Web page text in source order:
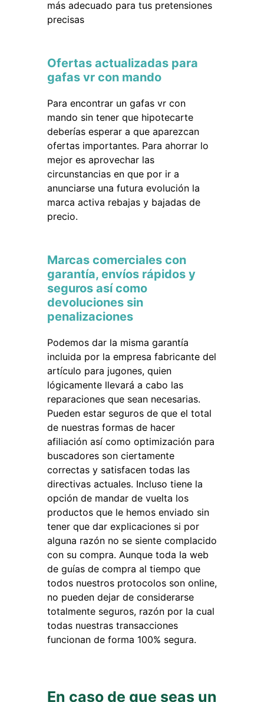
más adecuado para tus pretensiones
precisas
Ofertas actualizadas para
gafas vr con mando
Para encontrar un gafas vr con
mando sin tener que hipotecarte
deberías esperar a que aparezcan
ofertas importantes. Para ahorrar lo
mejor es aprovechar las
circunstancias en que por ir a
anunciarse una futura evolución la
marca activa rebajas y bajadas de
precio.
Marcas comerciales con
garantía, envíos rápidos y
seguros así como
devoluciones sin
penalizaciones
Podemos dar la misma garantía
incluida por la empresa fabricante del
artículo para jugones, quien
lógicamente llevará a cabo las
reparaciones que sean necesarias.
Pueden estar seguros de que el total
de nuestras formas de hacer
afiliación así como optimización para
buscadores son ciertamente
correctas y satisfacen todas las
directivas actuales. Incluso tiene la
opción de mandar de vuelta los
productos que le hemos enviado sin
tener que dar explicaciones si por
alguna razón no se siente complacido
con su compra. Aunque toda la web
de guías de compra al tiempo que
todos nuestros protocolos son online,
no pueden dejar de considerarse
totalmente seguros, razón por la cual
todas nuestras transacciones
funcionan de forma 100% segura.
En caso de que seas un